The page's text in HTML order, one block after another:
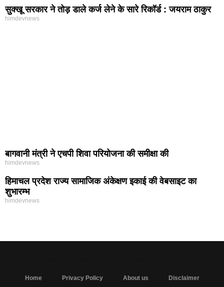
सुक्खू सरकार ने तोड़ डाले कर्ज लेने के सारे रिकॉर्ड : जयराम ठाकुर
himdevnews
बागवानी मंत्री ने एचपी शिवा परियोजना की समीक्षा की
himdevnews
हिमाचल प्रदेश राज्य सामाजिक अंकेक्षण इकाई की वेबसाइट का
शुभारम्भ
himdevnews
Home Privacy Policy About us Disclaimer